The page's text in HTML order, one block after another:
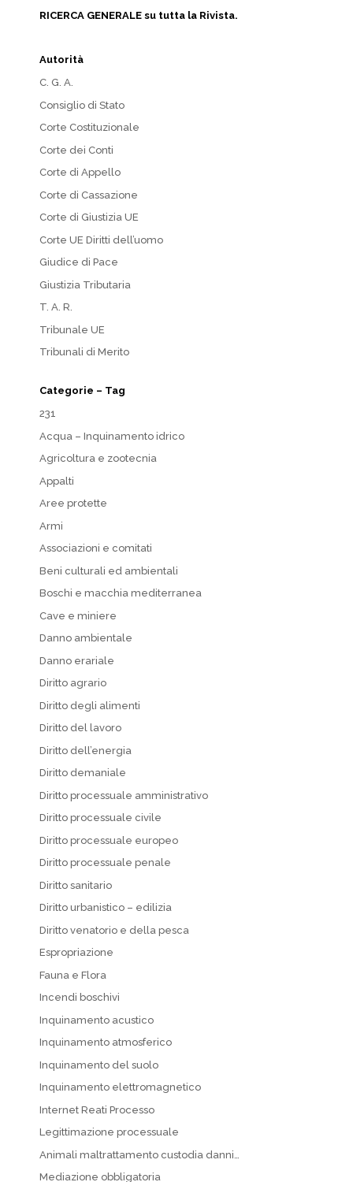
RICERCA GENERALE su tutta la Rivista.
Autorità
C. G. A.
Consiglio di Stato
Corte Costituzionale
Corte dei Conti
Corte di Appello
Corte di Cassazione
Corte di Giustizia UE
Corte UE Diritti dell’uomo
Giudice di Pace
Giustizia Tributaria
T. A. R.
Tribunale UE
Tribunali di Merito
Categorie – Tag
231
Acqua – Inquinamento idrico
Agricoltura e zootecnia
Appalti
Aree protette
Armi
Associazioni e comitati
Beni culturali ed ambientali
Boschi e macchia mediterranea
Cave e miniere
Danno ambientale
Danno erariale
Diritto agrario
Diritto degli alimenti
Diritto del lavoro
Diritto dell’energia
Diritto demaniale
Diritto processuale amministrativo
Diritto processuale civile
Diritto processuale europeo
Diritto processuale penale
Diritto sanitario
Diritto urbanistico – edilizia
Diritto venatorio e della pesca
Espropriazione
Fauna e Flora
Incendi boschivi
Inquinamento acustico
Inquinamento atmosferico
Inquinamento del suolo
Inquinamento elettromagnetico
Internet Reati Processo
Legittimazione processuale
Animali maltrattamento custodia danni…
Mediazione obbligatoria